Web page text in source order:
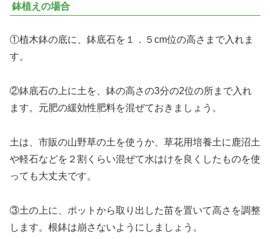
鉢植えの場合
①植木鉢の底に、鉢底石を１．５cm位の高さまで入れま
す。
②鉢底石の上に土を、鉢の高さの3分の2位の所まで入れ
ます。元肥の緩効性肥料を混ぜておきましょう。
土は、市販の山野草の土を使うか、草花用培養土に鹿沼土
や軽石などを２割くらい混ぜて水はけを良くしたものを使
っても大丈夫です。
③土の上に、ポットから取り出した苗を置いて高さを調整
します。根鉢は崩さないようにしましょう。